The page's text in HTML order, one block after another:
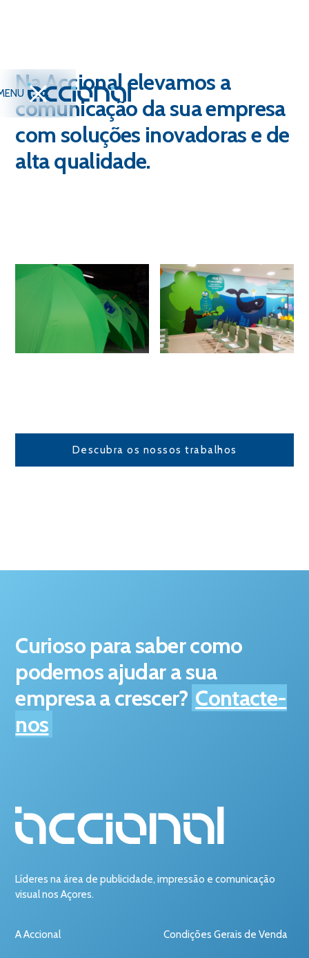
Na Accional elevamos a
comunicação da sua empresa
com soluções inovadoras e de
alta qualidade.
Descubra os nossos trabalhos
Curioso para saber como
podemos ajudar a sua
empresa a crescer? Contacte-
nos
Líderes na área de publicidade, impressão e comunicação
visual nos Açores.
A Accional Condições Gerais de Venda